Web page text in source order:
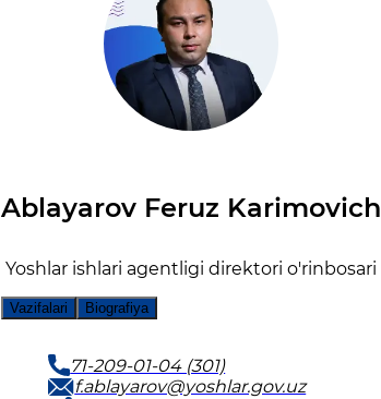
Ablayarov Feruz Karimovich
Yoshlar ishlari agentligi direktori o'rinbosari
Vazifalari Biografiya
71-209-01-04 (301)
f.ablayarov@yoshlar.gov.uz